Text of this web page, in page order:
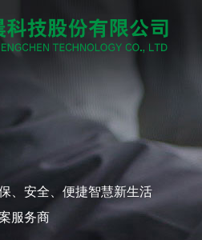
、安全、便捷智慧新生活
服务商